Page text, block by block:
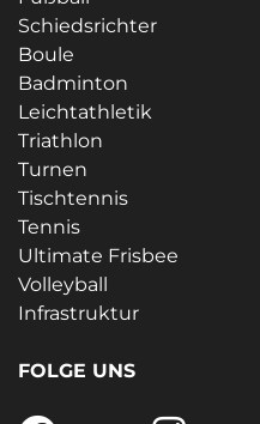
Schiedsrichter
Boule
Badminton
Leichtathletik
Triathlon
Turnen
Tischtennis
Tennis
Ultimate Frisbee
Volleyball
Infrastruktur
FOLGE UNS